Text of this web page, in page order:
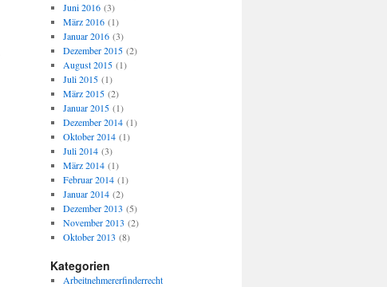
Juni 2016(3)
März 2016(1)
Januar 2016(3)
Dezember 2015(2)
August 2015(1)
Juli 2015(1)
März 2015(2)
Januar 2015(1)
Dezember 2014(1)
Oktober 2014(1)
Juli 2014(3)
März 2014(1)
Februar 2014(1)
Januar 2014(2)
Dezember 2013 (5)
November 2013 (2)
Oktober 2013 (8)
Kategorien
Arbeitnehmererfinderrecht